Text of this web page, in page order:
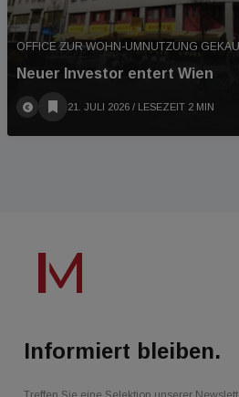
OFFICE ZUR WOHN-UMNUTZUNG
Neuer Investor entert Wien
21. JULI 2026 / LESEZEIT 2 MIN
Informiert bleiben.